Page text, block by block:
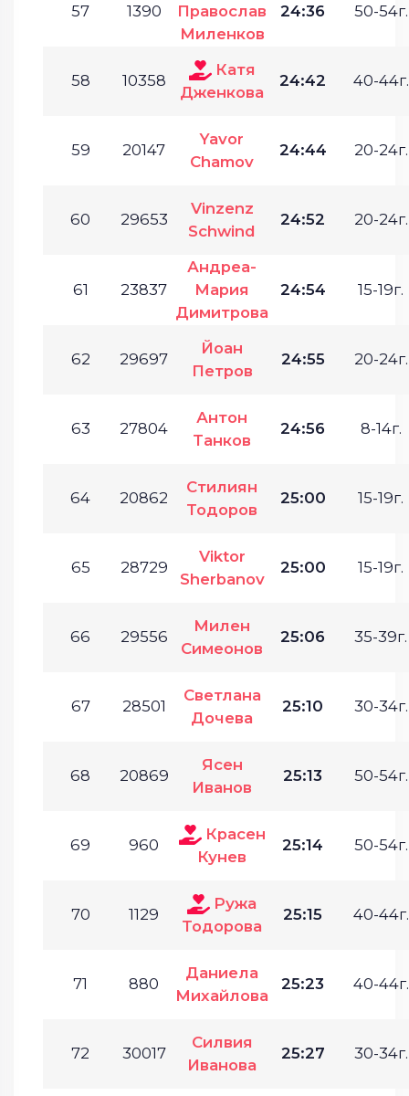
57 1390
Православ
Миленков
24:36 50-54г.
58 10358
Катя
Дженкова
24:42 40-44г.
59 20147
Yavor
Chamov
24:44 20-24г.
60 29653
Vinzenz
Schwind
24:52 20-24г.
61 23837
Андреа-
Мария
Димитрова
24:54 15-19г.
62 29697
Йоан
Петров
24:55 20-24г.
63 27804
Антон
Танков
24:56 8-14г.
64 20862
Стилиян
Тодоров
25:00 15-19г.
65 28729
Viktor
Sherbanov
25:00 15-19г.
66 29556
Милен
Симеонов
25:06 35-39г.
67 28501
Светлана
Дочева
25:10 30-34г.
68 20869
Ясен
Иванов
25:13 50-54г.
69 960
Красен
Кунев
25:14 50-54г.
70 1129
Ружа
Тодорова
25:15 40-44г.
71 880
Даниела
Михайлова
25:23 40-44г.
72 30017
Силвия
Иванова
25:27 30-34г.